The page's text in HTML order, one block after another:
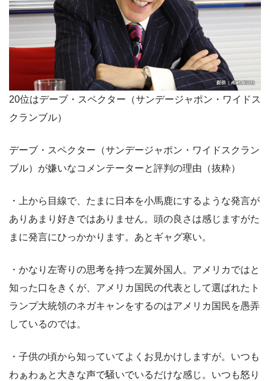
20位はデーブ・スペクター（サンデージャポン・ワイドス
クランブル）
デーブ・スペクター（サンデージャポン・ワイドスクラン
ブル）が嫌いなコメンテーターと評判の理由（抜粋）
・上から目線で、たまに日本を小馬鹿にするような発言が
ありあまり好きではありません。頭の良さは感じますがた
まに発言にひっかかります。あとギャグ寒い。
・かなり左寄りの思考を持つ左翼外国人。アメリカではと
知った口をきくが、アメリカ国民の代表として選ばれたト
ランプ大統領のネガキャンをするのはアメリカ国民を愚弄
しているのでは。
・子供の頃から知っていてよくお見かけしますが。いつも
わぁわぁと大きな声で騒いでいるだけな感じ。いつも怒り